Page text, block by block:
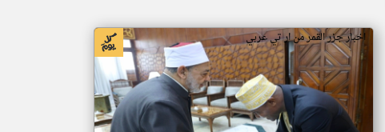
اخبار جزر القمر من ار تي عربي